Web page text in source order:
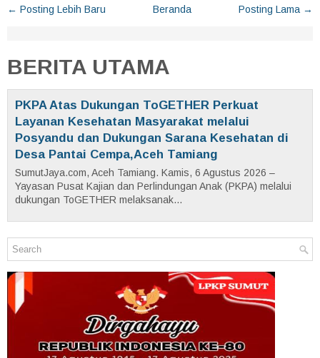
← Posting Lebih Baru Posting Lama →
Beranda
BERITA UTAMA
PKPA Atas Dukungan ToGETHER Perkuat
Layanan Kesehatan Masyarakat melalui
Posyandu dan Dukungan Sarana Kesehatan di
Desa Pantai Cempa,Aceh Tamiang
SumutJaya.com, Aceh Tamiang. Kamis, 6 Agustus 2026 –
Yayasan Pusat Kajian dan Perlindungan Anak (PKPA) melalui
dukungan ToGETHER melaksanak...